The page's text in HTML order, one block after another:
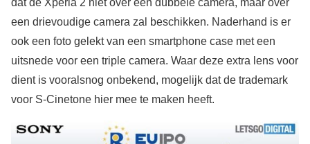
dat de Xperia 2 niet over een dubbele camera, maar over
een drievoudige camera zal beschikken. Naderhand is er
ook een foto gelekt van een smartphone case met een
uitsnede voor een triple camera. Waar deze extra lens voor
dient is vooralsnog onbekend, mogelijk dat de trademark
voor S-Cinetone hier mee te maken heeft.